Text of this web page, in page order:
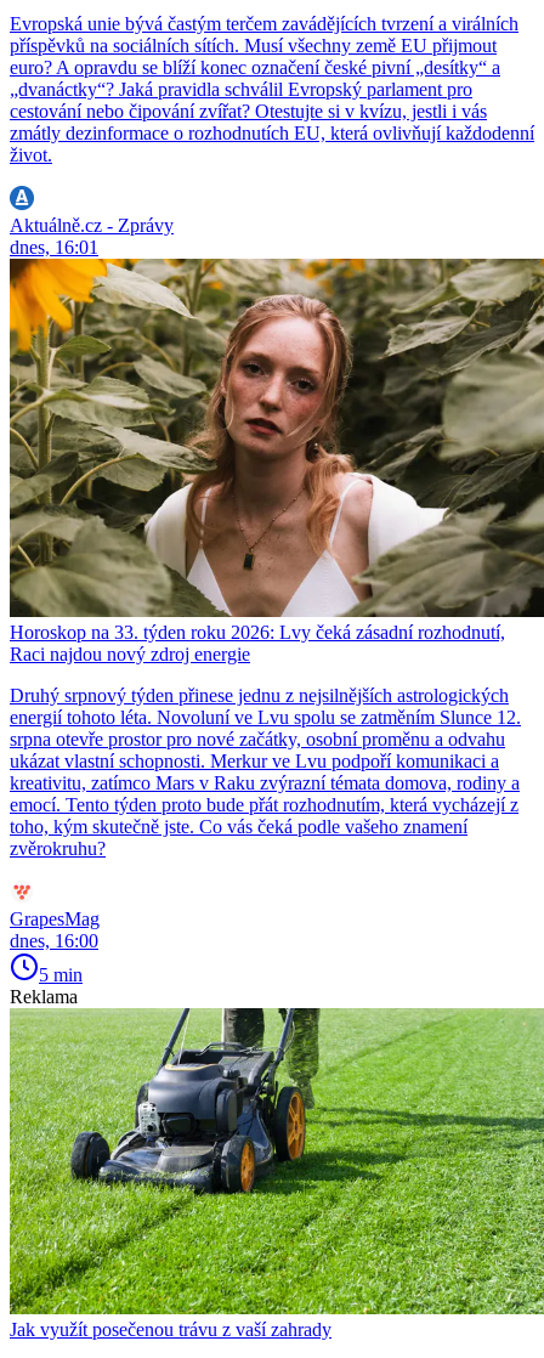
Evropská unie bývá častým terčem zavádějících tvrzení a virálních
příspěvků na sociálních sítích. Musí všechny země EU přijmout
euro? A opravdu se blíží konec označení české pivní „desítky“ a
„dvanáctky“? Jaká pravidla schválil Evropský parlament pro
cestování nebo čipování zvířat? Otestujte si v kvízu, jestli i vás
zmátly dezinformace o rozhodnutích EU, která ovlivňují každodenní
život.
Aktuálně.cz - Zprávy
dnes, 16:01
Horoskop na 33. týden roku 2026: Lvy čeká zásadní rozhodnutí,
Raci najdou nový zdroj energie
Druhý srpnový týden přinese jednu z nejsilnějších astrologických
energií tohoto léta. Novoluní ve Lvu spolu se zatměním Slunce 12.
srpna otevře prostor pro nové začátky, osobní proměnu a odvahu
ukázat vlastní schopnosti. Merkur ve Lvu podpoří komunikaci a
kreativitu, zatímco Mars v Raku zvýrazní témata domova, rodiny a
emocí. Tento týden proto bude přát rozhodnutím, která vycházejí z
toho, kým skutečně jste. Co vás čeká podle vašeho znamení
zvěrokruhu?
GrapesMag
dnes, 16:00
5 min
Reklama
Jak využít posečenou trávu z vaší zahrady